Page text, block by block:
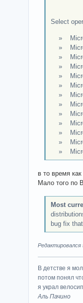
Select
»
»
»
»
»
»
»
»
»
»
»
»
»
в то время
Мало того по
Most
bug fix
Редактировался
В детстве я
потом понял
я украл
Аль Пачино